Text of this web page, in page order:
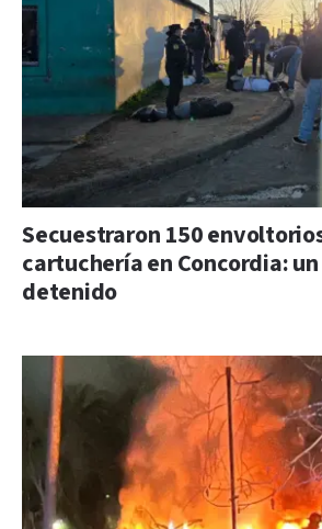
Secuestraron 150
cartuchería en Concordia:
detenido